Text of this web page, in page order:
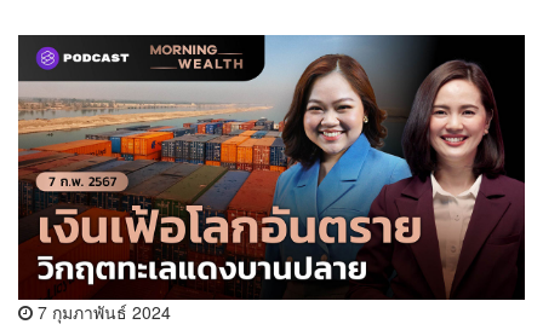
7 กุมภาพันธ์ 2024